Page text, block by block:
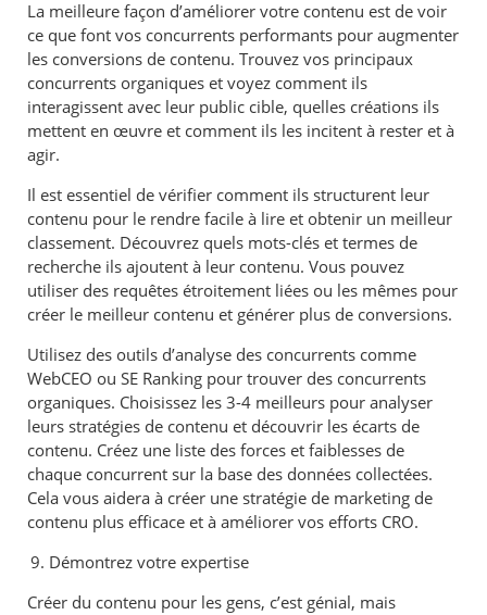
La meilleure façon d’améliorer votre contenu est de voir
ce que font vos concurrents performants pour augmenter
les conversions de contenu. Trouvez vos principaux
concurrents organiques et voyez comment ils
interagissent avec leur public cible, quelles créations ils
mettent en œuvre et comment ils les incitent à rester et à
agir.
Il est essentiel de vérifier comment ils structurent leur
contenu pour le rendre facile à lire et obtenir un meilleur
classement. Découvrez quels mots-clés et termes de
recherche ils ajoutent à leur contenu. Vous pouvez
utiliser des requêtes étroitement liées ou les mêmes pour
créer le meilleur contenu et générer plus de conversions.
Utilisez des outils d’analyse des concurrents comme
WebCEO ou SE Ranking pour trouver des concurrents
organiques. Choisissez les 3-4 meilleurs pour analyser
leurs stratégies de contenu et découvrir les écarts de
contenu. Créez une liste des forces et faiblesses de
chaque concurrent sur la base des données collectées.
Cela vous aidera à créer une stratégie de marketing de
contenu plus efficace et à améliorer vos efforts CRO.
Démontrez votre expertise
Créer du contenu pour les gens, c’est génial, mais